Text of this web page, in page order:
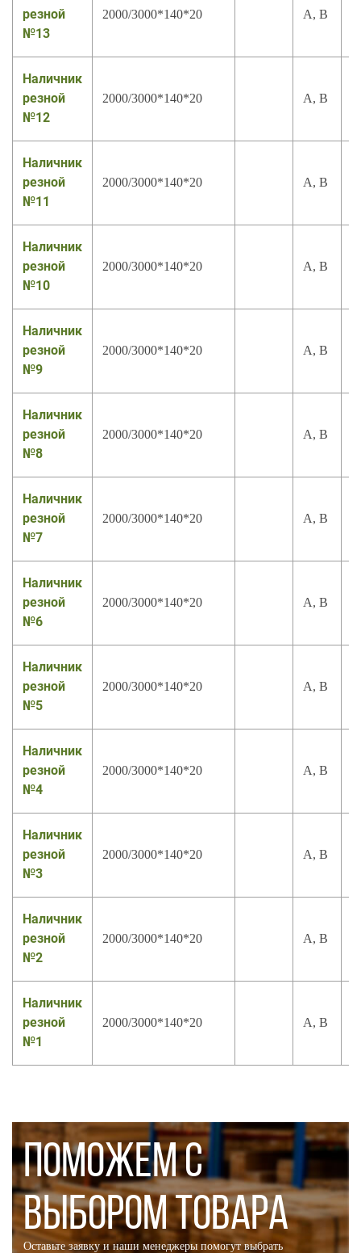
резной
№13
2000/3000*140*20 А, В
Наличник
резной
№12
2000/3000*140*20 А, В
Наличник
резной
№11
2000/3000*140*20 А, В
Наличник
резной
№10
2000/3000*140*20 А, В
Наличник
резной
№9
2000/3000*140*20 А, В
Наличник
резной
№8
2000/3000*140*20 А, В
Наличник
резной
№7
2000/3000*140*20 А, В
Наличник
резной
№6
2000/3000*140*20 А, В
Наличник
резной
№5
2000/3000*140*20 А, В
Наличник
резной
№4
2000/3000*140*20 А, В
Наличник
резной
№3
2000/3000*140*20 А, В
Наличник
резной
№2
2000/3000*140*20 А, В
Наличник
резной
№1
2000/3000*140*20 А, В
ПОМОЖЕМ С
ВЫБОРОМ ТОВАРА
Оставьте заявку и наши менеджеры помогут выбрать